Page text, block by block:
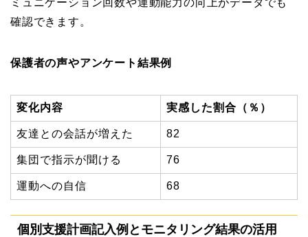
確認できます。
保護者の声やアンケート結果例
変化内容 実感した割合（％）
友達との会話が増えた 82
集団で指示が聞ける 76
運動への自信 68
個別支援計画記入例とモニタリング結果の活用